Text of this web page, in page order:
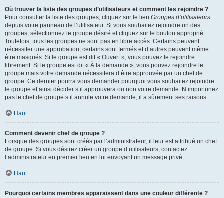
Où trouver la liste des groupes d’utilisateurs et comment les rejoindre ?
Pour consulter la liste des groupes, cliquez sur le lien Groupes d’utilisateurs
depuis votre panneau de l’utilisateur. Si vous souhaitez rejoindre un des
groupes, sélectionnez le groupe désiré et cliquez sur le bouton approprié.
Toutefois, tous les groupes ne sont pas en libre accès. Certains peuvent
nécessiter une approbation, certains sont fermés et d’autres peuvent même
être masqués. Si le groupe est dit « Ouvert », vous pouvez le rejoindre
librement. Si le groupe est dit « À la demande », vous pouvez rejoindre le
groupe mais votre demande nécessitera d’être approuvée par un chef de
groupe. Ce dernier pourra vous demander pourquoi vous souhaitez rejoindre
le groupe et ainsi décider s’il approuvera ou non votre demande. N’importunez
pas le chef de groupe s’il annule votre demande, il a sûrement ses raisons.
Haut
Comment devenir chef de groupe ?
Lorsque des groupes sont créés par l’administrateur, il leur est attribué un chef
de groupe. Si vous désirez créer un groupe d’utilisateurs, contactez
l’administrateur en premier lieu en lui envoyant un message privé.
Haut
Pourquoi certains membres apparaissent dans une couleur différente ?